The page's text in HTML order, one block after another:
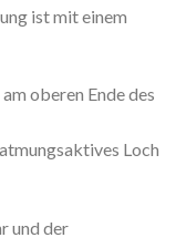
ist mit einem
oberen Ende des
Loch
und der